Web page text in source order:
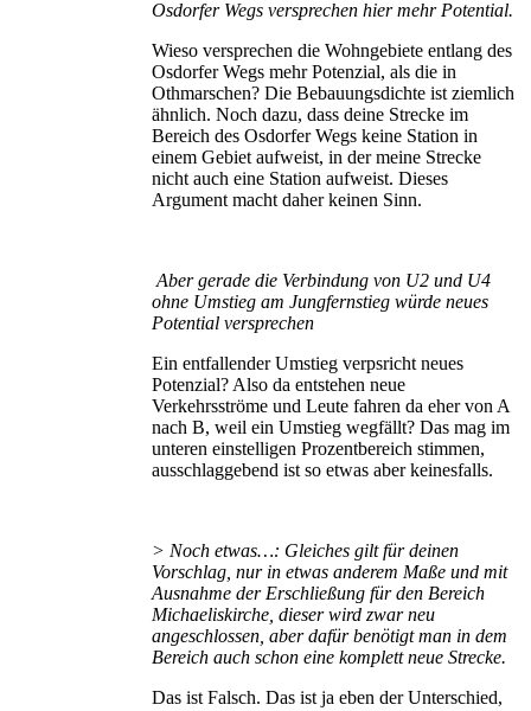
Osdorfer Wegs versprechen hier mehr Potential.
Wieso versprechen die Wohngebiete entlang des
Osdorfer Wegs mehr Potenzial, als die in
Othmarschen? Die Bebauungsdichte ist ziemlich
ähnlich. Noch dazu, dass deine Strecke im
Bereich des Osdorfer Wegs keine Station in
einem Gebiet aufweist, in der meine Strecke
nicht auch eine Station aufweist. Dieses
Argument macht daher keinen Sinn.
Aber gerade die Verbindung von U2 und U4
ohne Umstieg am Jungfernstieg würde neues
Potential versprechen
Ein entfallender Umstieg verpsricht neues
Potenzial? Also da entstehen neue
Verkehrsströme und Leute fahren da eher von A
nach B, weil ein Umstieg wegfällt? Das mag im
unteren einstelligen Prozentbereich stimmen,
ausschlaggebend ist so etwas aber keinesfalls.
> Noch etwas…: Gleiches gilt für deinen
Vorschlag, nur in etwas anderem Maße und mit
Ausnahme der Erschließung für den Bereich
Michaeliskirche, dieser wird zwar neu
angeschlossen, aber dafür benötigt man in dem
Bereich auch schon eine komplett neue Strecke.
Das ist Falsch. Das ist ja eben der Unterschied,